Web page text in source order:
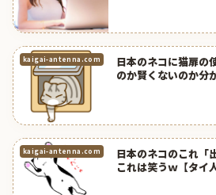
kaigai-antenna.com
日本のネコに猫扉の
のか賢くないのか分
kaigai-antenna.com
日本のネコのこれ「
これは笑うｗ【タイ